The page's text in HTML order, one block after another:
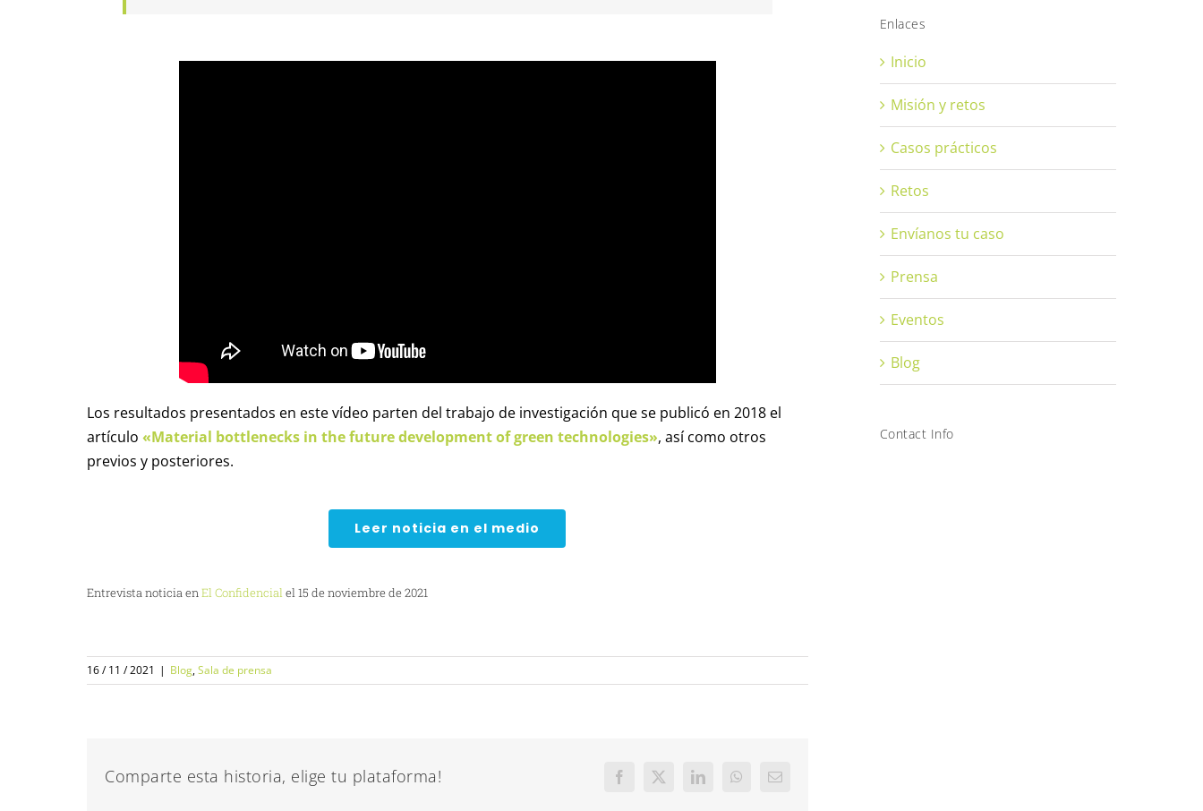
Los resultados presentados en este vídeo parten del trabajo de investigación que se publicó en 2018 el
artículo «Material bottlenecks in the future development of green technologies», así como otros
previos y posteriores.
Leer noticia en el medio
Entrevista noticia enEl Confidencialel 15 de noviembre de 2021
16 / 11 / 2021 | Blog,Sala de prensa
Comparte esta historia, elige tu plataforma! Facebook
X LinkedInWhatsAppCorreo
Enlaces
Inicio
Misión y retos
Casos prácticos
Retos
Envíanos tu caso
Prensa
Eventos
Blog
Contact Info